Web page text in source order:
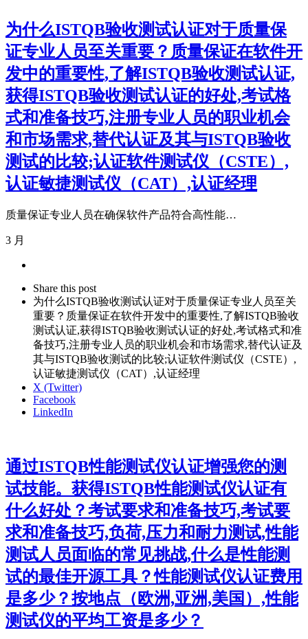
为什么ISTQB验收测试认证对于质量保
证专业人员至关重要？质量保证在软件开
发中的重要性,了解ISTQB验收测试认证,
获得ISTQB验收测试认证的好处,考试格
式和准备技巧,注册专业人员的职业机会
和市场需求,替代认证及其与ISTQB验收
测试的比较;认证软件测试仪（CSTE）,
认证敏捷测试仪（CAT）,认证经理
质量保证专业人员在确保软件产品符合高性能…
3 月
post
Share this postClose
sharing
box
为什么ISTQB验收测试认证对于质量保证专业人员至关
重要？质量保证在软件开发中的重要性,了解ISTQB验收
测试认证,获得ISTQB验收测试认证的好处,考试格式和准
备技巧,注册专业人员的职业机会和市场需求,替代认证及
其与ISTQB验收测试的比较;认证软件测试仪（CSTE）,
认证敏捷测试仪（CAT）,认证经理
X (Twitter)
Facebook
LinkedIn
通过ISTQB性能测试仪认证增强您的测
试技能。获得ISTQB性能测试仪认证有
什么好处？考试要求和准备技巧,考试要
求和准备技巧,负荷,压力和耐力测试,性能
测试人员面临的常见挑战,什么是性能测
试的最佳开源工具？性能测试仪认证费用
是多少？按地点（欧洲,亚洲,美国）,性能
测试仪的平均工资是多少？